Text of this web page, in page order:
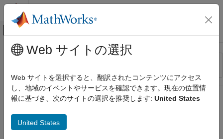
コンテンツへスキップ
オフキャンバス ナビゲーション メ
リソース
ステータス
メインコンテンツ
Web サイトの選択
Web サイトを選択すると、翻訳されたコンテンツにアクセス
し、地域のイベントやサービスを確認できます。現在の位置情
報に基づき、次のサイトの選択を推奨します: United States
United States